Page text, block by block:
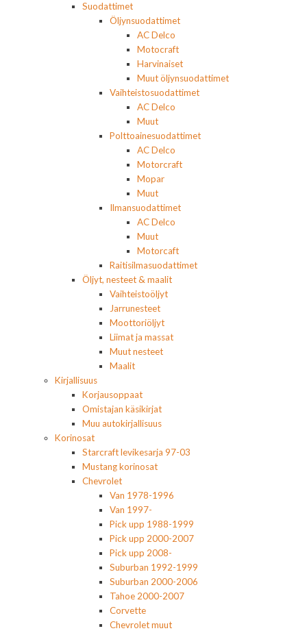
Suodattimet
Öljynsuodattimet
AC Delco
Motocraft
Harvinaiset
Muut öljynsuodattimet
Vaihteistosuodattimet
AC Delco
Muut
Polttoainesuodattimet
AC Delco
Motorcraft
Mopar
Muut
Ilmansuodattimet
AC Delco
Muut
Motorcaft
Raitisilmasuodattimet
Öljyt, nesteet & maalit
Vaihteistoöljyt
Jarrunesteet
Moottoriöljyt
Liimat ja massat
Muut nesteet
Maalit
Kirjallisuus
Korjausoppaat
Omistajan käsikirjat
Muu autokirjallisuus
Korinosat
Starcraft levikesarja 97-03
Mustang korinosat
Chevrolet
Van 1978-1996
Van 1997-
Pick upp 1988-1999
Pick upp 2000-2007
Pick upp 2008-
Suburban 1992-1999
Suburban 2000-2006
Tahoe 2000-2007
Corvette
Chevrolet muut